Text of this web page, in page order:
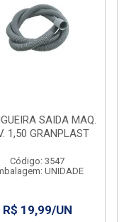
SAIDA MAQ.
1,50 GRANPLAST
Código: 3547
UNIDADE
R$ 19,99/UN